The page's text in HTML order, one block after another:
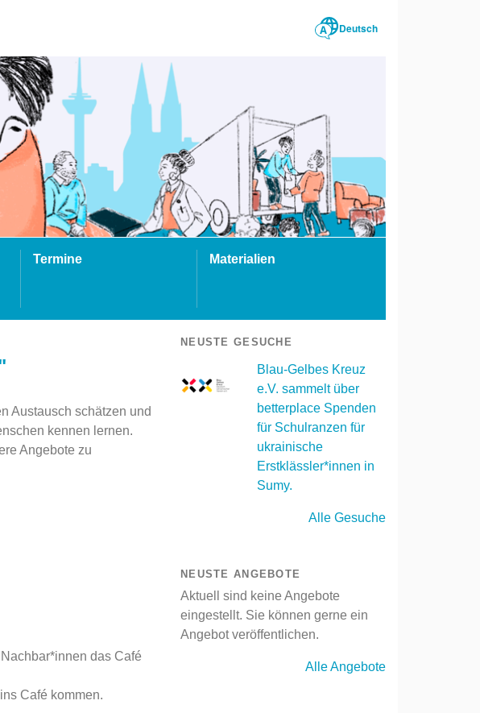
Deutsch
Termine Materialien
Austausch schätzen und
kennen lernen.
Angebote zu
das Café
Café kommen.
NEUSTE GESUCHE
Blau-Gelbes Kreuz
e.V. sammelt über
betterplace Spenden
für Schulranzen für
ukrainische
Erstklässler*innen in
Sumy.
Alle Gesuche
NEUSTE ANGEBOTE
Aktuell sind keine Angebote
eingestellt. Sie können gerne ein
Angebot veröffentlichen.
Alle Angebote